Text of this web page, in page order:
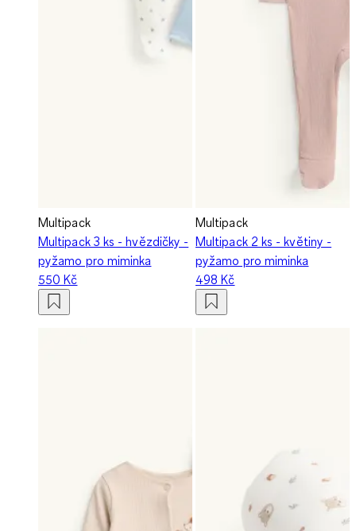
Multipack
Multipack 3 ks - hvězdičky -
pyžamo pro miminka
550 Kč
Multipack
Multipack 2 ks - květiny -
pyžamo pro miminka
498 Kč